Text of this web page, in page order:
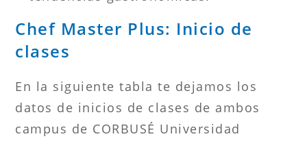
Chef Master Plus: Inicio de
clases
En la siguiente tabla te dejamos los
datos de inicios de clases de ambos
campus de CORBUSÉ Universidad